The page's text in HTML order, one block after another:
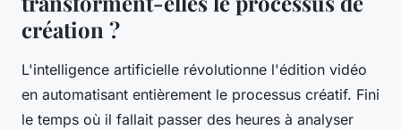
création ?
L'intelligence artificielle révolutionne l'édition vidéo
en automatisant entièrement le processus créatif. Fini
le temps où il fallait passer des heures à analyser